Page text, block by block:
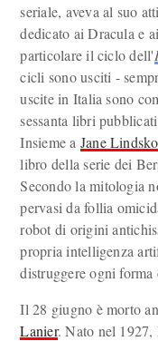
seriale, aveva al suo
dedicato ai Dracula e
particolare il ciclo dell'
cicli sono usciti -
uscite in Italia sono
sessanta libri
Insieme a Jane
libro della serie dei
Secondo la mitologia
pervasi da follia
robot di origini
propria intelligenza
distruggere ogni
Il 28 giugno è morto
Lanier. Nato nel 1927,